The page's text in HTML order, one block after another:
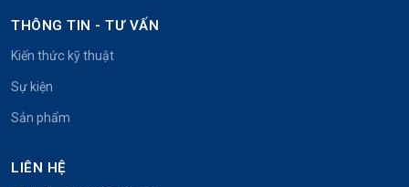
THÔNG TIN - TƯ VẤN
Kiến thức kỹ thuật
Sự kiện
Sản phẩm
LIÊN HỆ